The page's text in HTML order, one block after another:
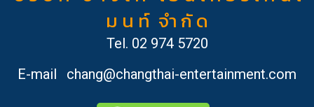
ม น ท์ จำ กั ด
Tel. 02 974 5720
E-mail
chang@changthai-entertainment.com